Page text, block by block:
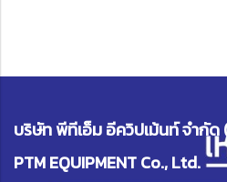
บริษัท พีทีเอ็ม อีควิปเม้นท์ จำกั
PTM EQUIPMENT Co., Ltd.